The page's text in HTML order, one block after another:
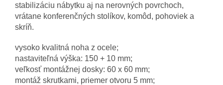
stabilizáciu nábytku aj na nerovných povrchoch,
vrátane konferenčných stolíkov, komôd, pohoviek a
skríň.
vysoko kvalitná noha z ocele;
nastaviteľná výška: 150 + 10 mm;
veľkosť montážnej dosky: 60 x 60 mm;
montáž skrutkami, priemer otvoru 5 mm;